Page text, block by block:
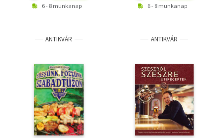
6 - 8 munkanap 6 - 8 munkanap
ANTIKVÁR ANTIKVÁR